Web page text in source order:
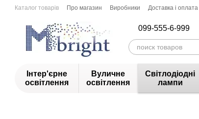
Перейти до основного контенту
Каталог товарів Про магазин Виробники Доставка і оплата
099-555-6-999
Інтер'єрне
освітлення
Вуличне
освітлення
Світлодіодні
лампи